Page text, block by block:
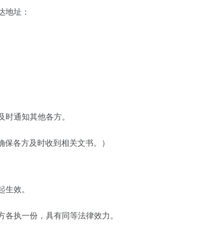
址：
通知其他各方。
各方及时收到相关文书。）
效。
执一份，具有同等法律效力。